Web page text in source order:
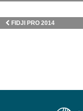
FIDJI PRO 2014